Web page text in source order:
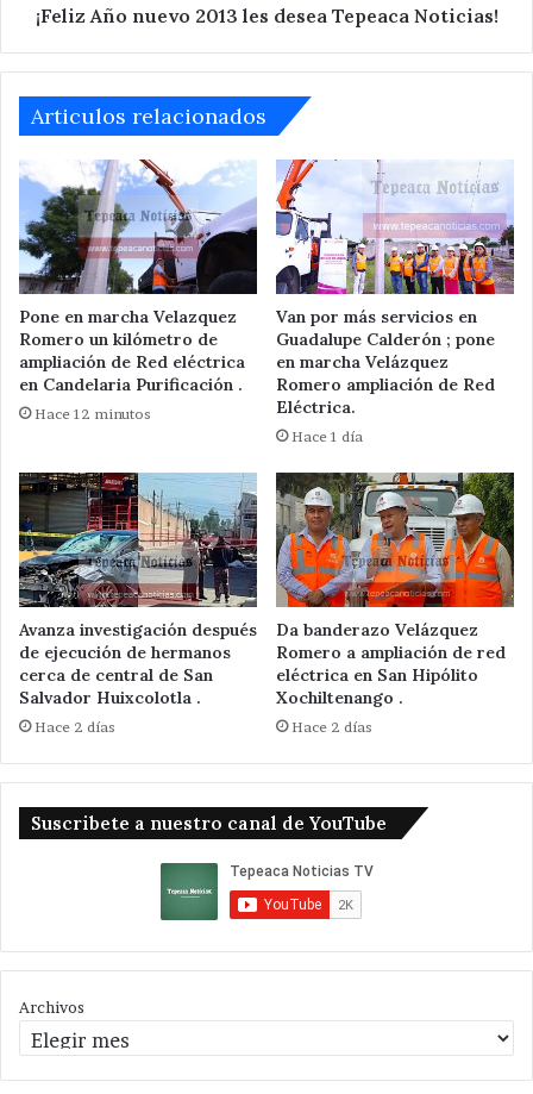
¡Feliz Año nuevo 2013 les desea Tepeaca Noticias!
Articulos relacionados
Pone en marcha Velazquez
Romero un kilómetro de
ampliación de Red eléctrica
en Candelaria Purificación .
Hace 12 minutos
Van por más servicios en
Guadalupe Calderón ; pone
en marcha Velázquez
Romero ampliación de Red
Eléctrica.
Hace 1 día
Avanza investigación después
de ejecución de hermanos
cerca de central de San
Salvador Huixcolotla .
Hace 2 días
Da banderazo Velázquez
Romero a ampliación de red
eléctrica en San Hipólito
Xochiltenango .
Hace 2 días
Suscribete a nuestro canal de YouTube
Archivos